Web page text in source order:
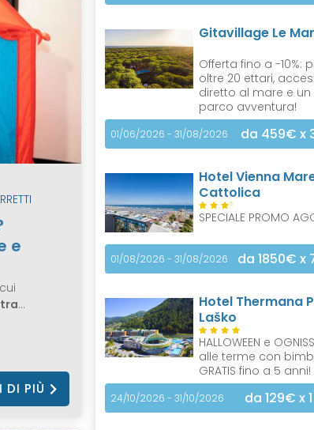
e
…
DI PIÙ
Gitavillage Le
Offerta fino a -10%:
oltre 20 ettari,
diretto al mare e un
parco avventura!
01/06/2026 - 31/08/2026 da 459€ x
Hotel Vienna
Cattolica
S
SPECIALE PROMO
01/08/2026 - 31/08/2026 da 1850€ x
Hotel Thermana
Laško
HALLOWEEN e
alle terme con
GRATIS fino a 5 anni!
24/10/2026 - 31/10/2026 da 129€ x